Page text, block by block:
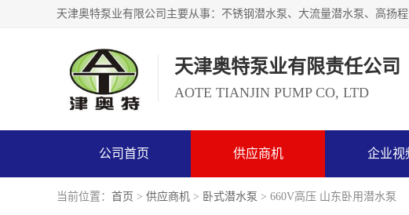
天津奥特泵业有限责任公司
AOTE TIANJIN PUMP CO, LTD
公司首页 供应商机 企业视
当前位置： 首页 > 供应商机 > 卧式潜水泵 > 660V高压 山东卧用潜水泵